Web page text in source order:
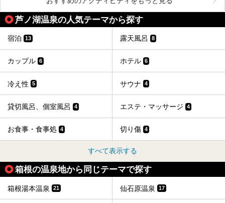
芦ノ湖温泉の人気テーマから探す
宿泊 13 露天風呂 8
カップル 6 ホテル 6
冷え性 5 サウナ 4
貸切風呂、個室風呂 4 エステ・マッサージ 4
お食事・食事処 4 切り傷 4
すべて表示する
箱根の温泉地から同じテーマで探す
箱根湯本温泉 21 仙石原温泉 17